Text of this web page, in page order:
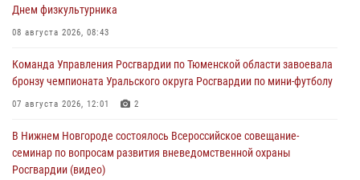
Днем физкультурника
08 августа 2026, 08:43
Команда Управления Росгвардии по Тюменской области завоевала
бронзу чемпионата Уральского округа Росгвардии по мини-футболу
07 августа 2026, 12:01 2
В Нижнем Новгороде состоялось Всероссийское совещание-
семинар по вопросам развития вневедомственной охраны
Росгвардии (видео)